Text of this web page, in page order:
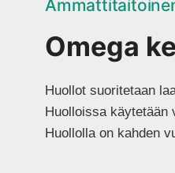
Omega
Huollot suoritetaan
Huolloissa käytetään
Huollolla on kahden